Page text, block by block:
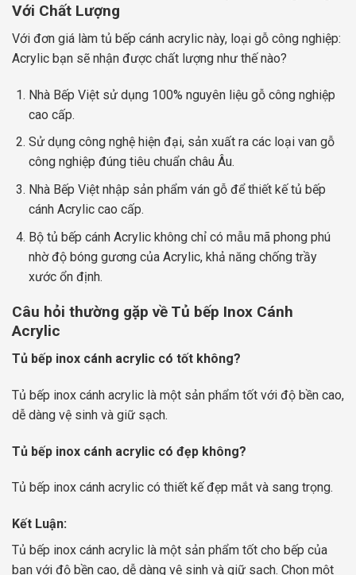
Với Chất Lượng
Với đơn giá làm tủ bếp cánh acrylic này, loại gỗ công nghiệp:
Acrylic bạn sẽ nhận được chất lượng như thế nào?
Nhà Bếp Việt sử dụng 100% nguyên liệu gỗ công nghiệp
cao cấp.
Sử dụng công nghệ hiện đại, sản xuất ra các loại van gỗ
công nghiệp đúng tiêu chuẩn châu Âu.
Nhà Bếp Việt nhập sản phẩm ván gỗ để thiết kế tủ bếp
cánh Acrylic cao cấp.
Bộ tủ bếp cánh Acrylic không chỉ có mẫu mã phong phú
nhờ độ bóng gương của Acrylic, khả năng chống trầy
xước ổn định.
Câu hỏi thường gặp về Tủ bếp Inox Cánh
Acrylic
Tủ bếp inox cánh acrylic có tốt không?
Tủ bếp inox cánh acrylic là một sản phẩm tốt với độ bền cao,
dễ dàng vệ sinh và giữ sạch.
Tủ bếp inox cánh acrylic có đẹp không?
Tủ bếp inox cánh acrylic có thiết kế đẹp mắt và sang trọng.
Kết Luận:
Tủ bếp inox cánh acrylic là một sản phẩm tốt cho bếp của
bạn với độ bền cao, dễ dàng vệ sinh và giữ sạch. Chọn một